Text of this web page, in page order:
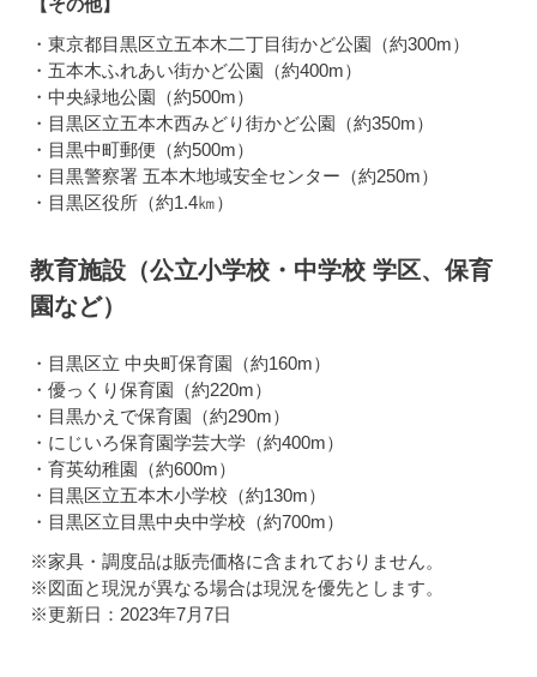
・東京都目黒区立五本木二丁目街かど公園（約300m）
・五本木ふれあい街かど公園（約400m）
・中央緑地公園（約500m）
・目黒区立五本木西みどり街かど公園（約350m）
・目黒中町郵便（約500m）
・目黒警察署 五本木地域安全センター（約250m）
・目黒区役所（約1.4㎞）
教育施設（公立小学校・中学校 学区、保育
園など）
・目黒区立 中央町保育園（約160m）
・優っくり保育園（約220m）
・目黒かえで保育園（約290m）
・にじいろ保育園学芸大学（約400m）
・育英幼稚園（約600m）
・目黒区立五本木小学校（約130m）
・目黒区立目黒中央中学校（約700m）
※家具・調度品は販売価格に含まれておりません。
※図面と現況が異なる場合は現況を優先とします。
※更新日：2023年7月7日